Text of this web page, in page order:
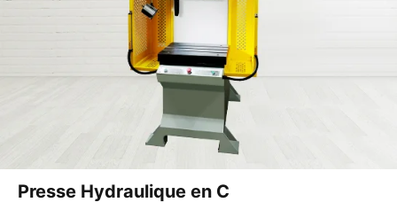
Presse Hydraulique en C